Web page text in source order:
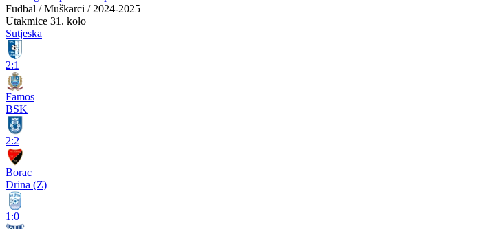
Fudbal / Muškarci / 2024-2025
Utakmice 31. kolo
Sutjeska
2:1
Famos
BSK
2:2
Borac
Drina (Z)
1:0